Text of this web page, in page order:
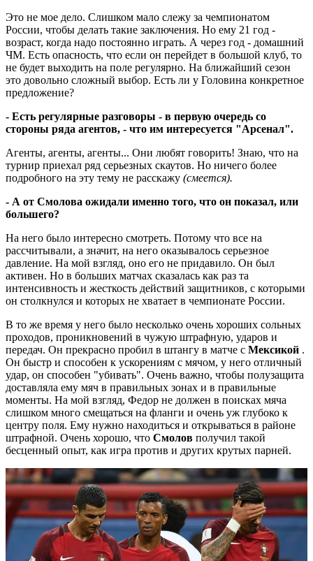
Это не мое дело. Слишком мало слежу за чемпионатом
России, чтобы делать такие заключения. Но ему 21 год -
возраст, когда надо постоянно играть. А через год - домашний
ЧМ. Есть опасность, что если он перейдет в большой клуб, то
не будет выходить на поле регулярно. На ближайший сезон
это довольно сложный выбор. Есть ли у Головина конкретное
предложение?
- Есть регулярные разговоры - в первую очередь со
стороны ряда агентов, - что им интересуется "Арсенал".
Агенты, агенты, агенты... Они любят говорить! Знаю, что на
турнир приехал ряд серьезных скаутов. Но ничего более
подробного на эту тему не расскажу (смеется).
- А от Смолова ожидали именно того, что он показал, или
большего?
На него было интересно смотреть. Потому что все на
рассчитывали, а значит, на него оказывалось серьезное
давление. На мой взгляд, оно его не придавило. Он был
активен. Но в больших матчах сказалась как раз та
интенсивность и жесткость действий защитников, с которыми
он столкнулся и которых не хватает в чемпионате России.
В то же время у него было несколько очень хороших сольных
проходов, проникновений в чужую штрафную, ударов и
передач. Он прекрасно пробил в штангу в матче с Мексикой .
Он быстр и способен к ускорениям с мячом, у него отличный
удар, он способен "убивать". Очень важно, чтобы полузащита
доставляла ему мяч в правильных зонах и в правильные
моменты. На мой взгляд, Федор не должен в поисках мяча
слишком много смещаться на фланги и очень уж глубоко к
центру поля. Ему нужно находиться и открываться в районе
штрафной. Очень хорошо, что Смолов получил такой
бесценный опыт, как игра против и других крутых парней.